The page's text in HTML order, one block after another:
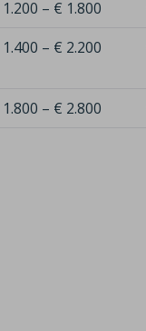
– € 1.800
– € 2.200
– € 2.800